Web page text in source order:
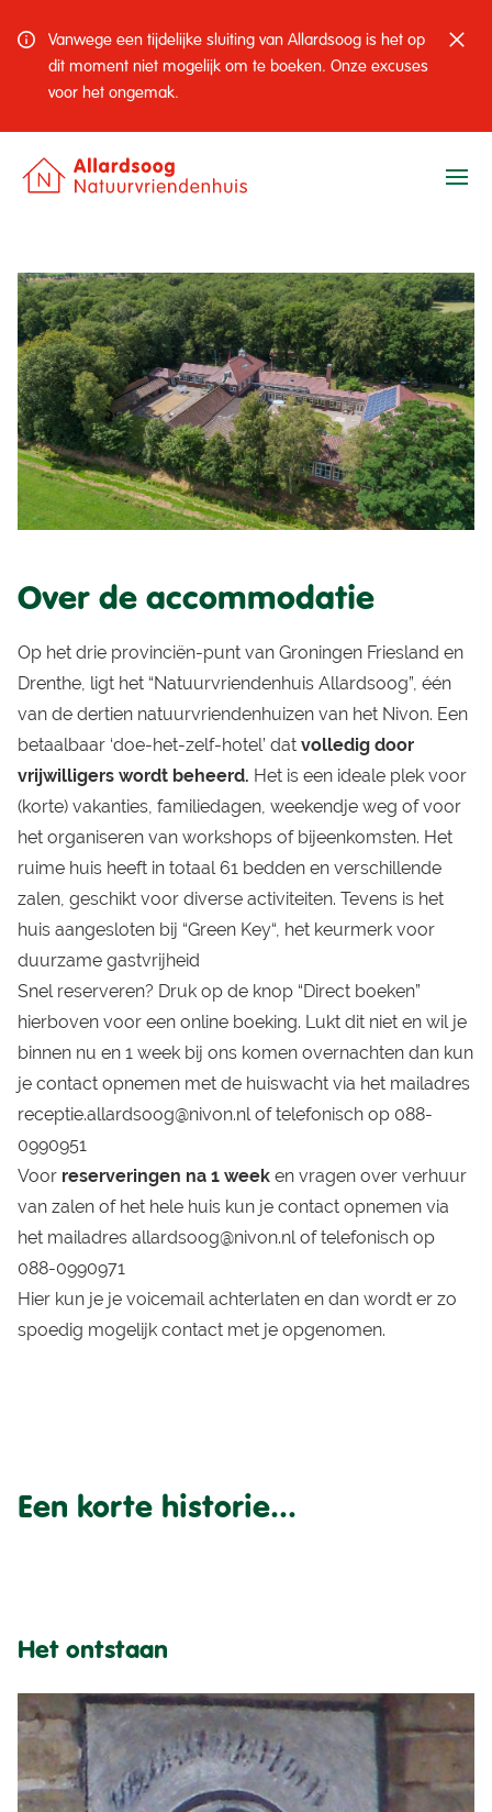
Vanwege een tijdelijke sluiting van Allardsoog is het op
dit moment niet mogelijk om te boeken. Onze excuses
voor het ongemak.
Over de accommodatie
Op het drie provinciën-punt van Groningen Friesland en
Drenthe, ligt het “Natuurvriendenhuis Allardsoog”, één
van de dertien natuurvriendenhuizen van het Nivon. Een
betaalbaar ‘doe-het-zelf-hotel’ dat volledig door
vrijwilligers wordt beheerd. Het is een ideale plek voor
(korte) vakanties, familiedagen, weekendje weg of voor
het organiseren van workshops of bijeenkomsten. Het
ruime huis heeft in totaal 61 bedden en verschillende
zalen, geschikt voor diverse activiteiten. Tevens is het
huis aangesloten bij “Green Key“, het keurmerk voor
duurzame gastvrijheid
Snel reserveren? Druk op de knop “Direct boeken”
hierboven voor een online boeking. Lukt dit niet en wil je
binnen nu en 1 week bij ons komen overnachten dan kun
je contact opnemen met de huiswacht via het mailadres
receptie.allardsoog@nivon.nl of telefonisch op 088-
0990951
Voor reserveringen na 1 week en vragen over verhuur
van zalen of het hele huis kun je contact opnemen via
het mailadres allardsoog@nivon.nl of telefonisch op
088-0990971
Hier kun je je voicemail achterlaten en dan wordt er zo
spoedig mogelijk contact met je opgenomen.
Een korte historie...
Het ontstaan